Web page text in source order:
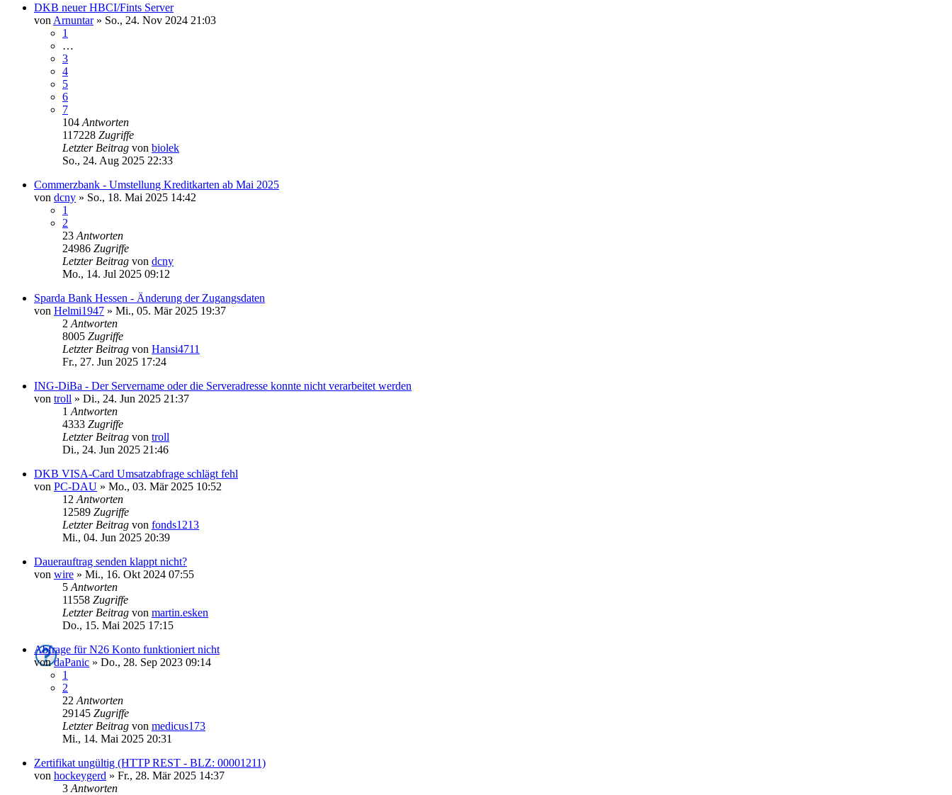
DKB neuer HBCI/Fints Server
von Arnuntar» So., 24. Nov 2024 21:03
1
…
3
4
5
6
7
104 Antworten
117228 Zugriffe
Letzter Beitrag von biolek
So., 24. Aug 2025 22:33
Commerzbank - Umstellung Kreditkarten ab Mai 2025
von dcny » So., 18. Mai 2025 14:42
1
2
23 Antworten
24986 Zugriffe
Letzter Beitrag von dcny
Mo., 14. Jul 2025 09:12
Sparda Bank Hessen - Änderung der Zugangsdaten
von Helmi1947 » Mi., 05. Mär 2025 19:37
2 Antworten
8005 Zugriffe
Letzter Beitrag von Hansi4711
Fr., 27. Jun 2025 17:24
ING-DiBa - Der Servername oder die Serveradresse konnte nicht verarbeitet werden
von troll » Di., 24. Jun 2025 21:37
1 Antworten
4333 Zugriffe
Letzter Beitrag von troll
Di., 24. Jun 2025 21:46
DKB VISA-Card Umsatzabfrage schlägt fehl
von PC-DAU » Mo., 03. Mär 2025 10:52
12 Antworten
12589 Zugriffe
Letzter Beitrag von fonds1213
Mi., 04. Jun 2025 20:39
Dauerauftrag senden klappt nicht?
von wire » Mi., 16. Okt 2024 07:55
5 Antworten
11558 Zugriffe
Letzter Beitrag von martin.esken
Do., 15. Mai 2025 17:15
Abfrage für N26 Konto funktioniert nicht
vondaPanic » Do., 28. Sep 2023 09:14
1
2
22 Antworten
29145 Zugriffe
Letzter Beitrag von medicus173
Mi., 14. Mai 2025 20:31
Zertifikat ungültig (HTTP REST - BLZ: 00001211)
von hockeygerd » Fr., 28. Mär 2025 14:37
3 Antworten